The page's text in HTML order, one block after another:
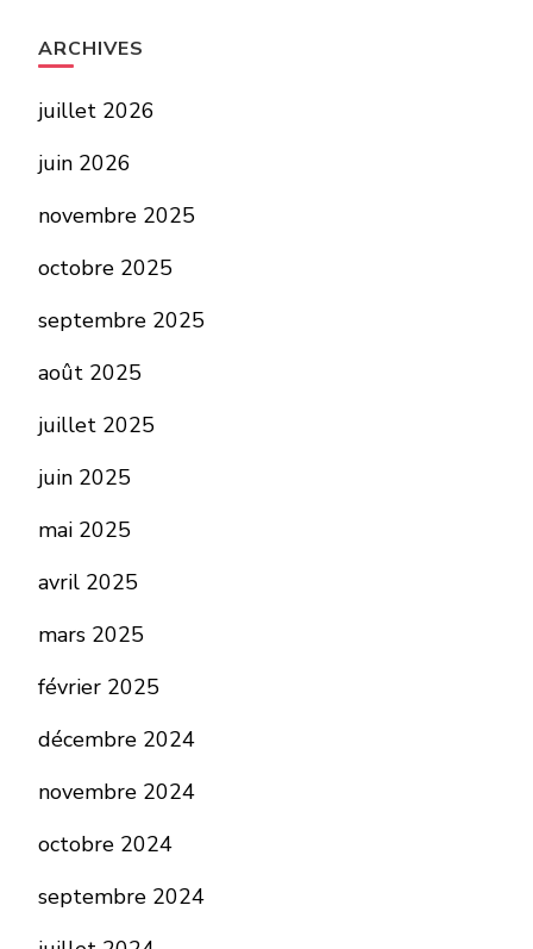
ARCHIVES
juillet 2026
juin 2026
novembre 2025
octobre 2025
septembre 2025
août 2025
juillet 2025
juin 2025
mai 2025
avril 2025
mars 2025
février 2025
décembre 2024
novembre 2024
octobre 2024
septembre 2024